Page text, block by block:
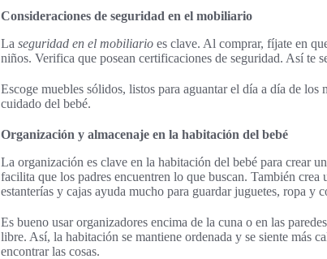
Consideraciones de seguridad en el mobiliario
La seguridad en el mobiliario es clave. Al comprar, fíjate en
niños. Verifica que posean certificaciones de seguridad. Así te
Escoge muebles sólidos, listos para aguantar el día a día de
cuidado del bebé.
Organización y almacenaje en la habitación del bebé
La organización es clave en la habitación del bebé para crear
facilita que los padres encuentren lo que buscan. También
estanterías y cajas ayuda mucho para guardar juguetes, ropa y
Es bueno usar organizadores encima de la cuna o en las
libre. Así, la habitación se mantiene ordenada y se siente más
encontrar las cosas.